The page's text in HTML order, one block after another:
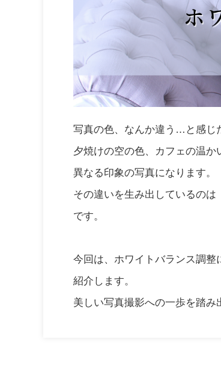
写真の色、なんか違う…と感じ
夕焼けの空の色、カフェの温
異なる印象の写真になります。
その違いを生み出しているのは
です。
今回は、ホワイトバランス調
紹介します。
美しい写真撮影への一歩を踏み